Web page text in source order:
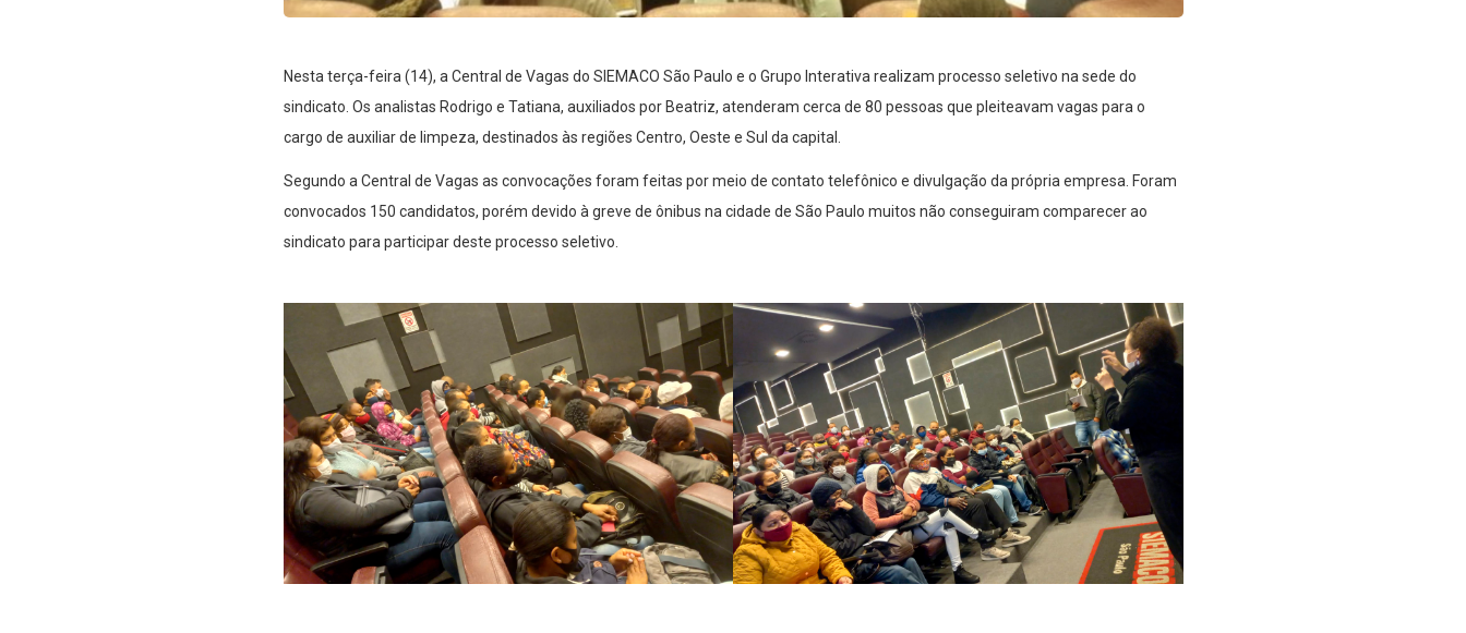
Nesta terça-feira (14), a Central de Vagas do SIEMACO São Paulo e o Grupo Interativa realizam processo seletivo na sede do
sindicato. Os analistas Rodrigo e Tatiana, auxiliados por Beatriz, atenderam cerca de 80 pessoas que pleiteavam vagas para o
cargo de auxiliar de limpeza, destinados às regiões Centro, Oeste e Sul da capital.
Segundo a Central de Vagas as convocações foram feitas por meio de contato telefônico e divulgação da própria empresa. Foram
convocados 150 candidatos, porém devido à greve de ônibus na cidade de São Paulo muitos não conseguiram comparecer ao
sindicato para participar deste processo seletivo.